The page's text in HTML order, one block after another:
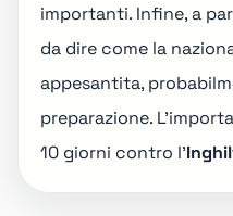
importanti. Infine, a
da dire come la
appesantita,
preparazione.
10 giorni contro l'